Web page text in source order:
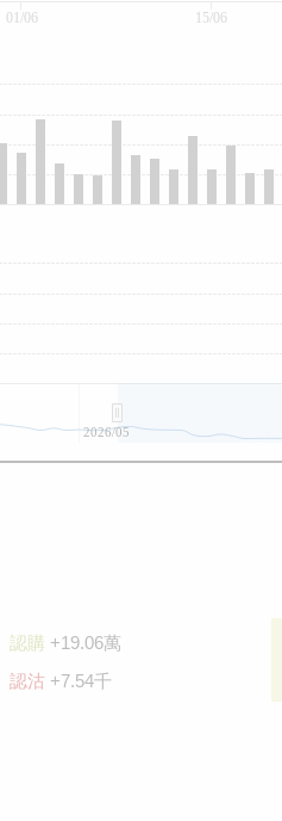
01/06 15/06
2026/05
認購 +19.06萬
認沽 +7.54千